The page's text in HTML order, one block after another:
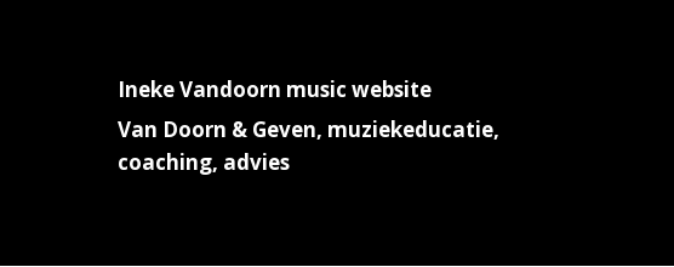
Ineke Vandoorn music website
Van Doorn & Geven, muziekeducatie,
coaching, advies